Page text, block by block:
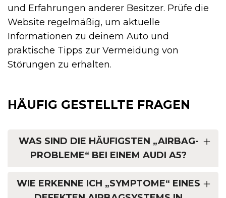
und Erfahrungen anderer Besitzer. Prüfe die
Website regelmäßig, um aktuelle
Informationen zu deinem Auto und
praktische Tipps zur Vermeidung von
Störungen zu erhalten.
HÄUFIG GESTELLTE FRAGEN
WAS SIND DIE HÄUFIGSTEN „AIRBAG-
PROBLEME“ BEI EINEM AUDI A5?
WIE ERKENNE ICH „SYMPTOME“ EINES